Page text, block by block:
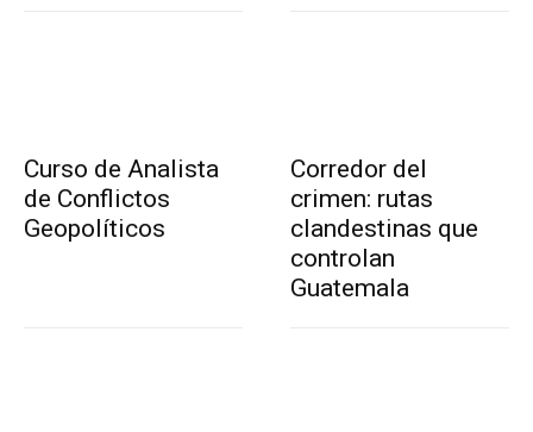
Curso de Analista
de Conflictos
Geopolíticos
Corredor del
crimen: rutas
clandestinas que
controlan
Guatemala